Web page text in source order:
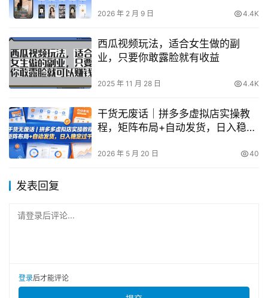
秘】
2026 年 2 月 9 日 4.4K
西瓜视频玩法，适合女生做的副
业，只要你敢露脸就有收益
2025 年 11 月 28 日 4.4K
干货无废话｜拼多多虚拟店实操教
程，矩阵布局+自动发货，日入稳定
2026 年 5 月 20 日 40
发表回复
请登录后评论...
登录后才能评论